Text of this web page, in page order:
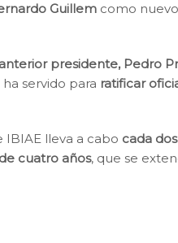
Guillem como
presidente, Pedro
servido para ratificar
lleva a cabo cada
cuatro años, que se